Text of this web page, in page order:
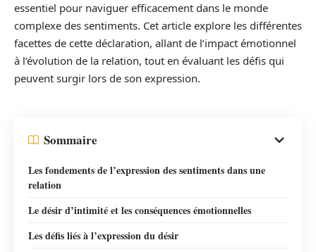
essentiel pour naviguer efficacement dans le monde
complexe des sentiments. Cet article explore les différentes
facettes de cette déclaration, allant de l’impact émotionnel
à l’évolution de la relation, tout en évaluant les défis qui
peuvent surgir lors de son expression.
Sommaire
Les fondements de l’expression des sentiments dans une
relation
Le désir d’intimité et les conséquences émotionnelles
Les défis liés à l’expression du désir